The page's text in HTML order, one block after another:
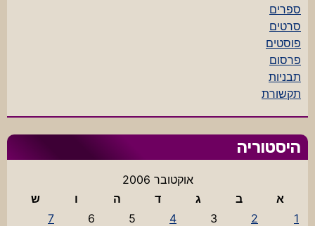
ספרים
סרטים
פוסטים
פרסום
תבניות
תקשורת
היסטוריה
אוקטובר 2006
א
ב ג ד ה ו
ש
1
2
3
4
5
6
7